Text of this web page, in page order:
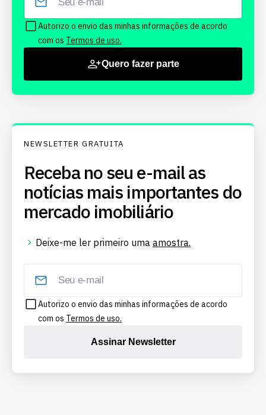
Autorizo o envio das minhas informações de acordo
com os Termos de uso.
Quero fazer parte
NEWSLETTER GRATUITA
Receba no seu e-mail as
notícias mais importantes do
mercado imobiliário
Deixe-me ler primeiro uma amostra.
Autorizo o envio das minhas informações de acordo
com os Termos de uso.
Assinar Newsletter